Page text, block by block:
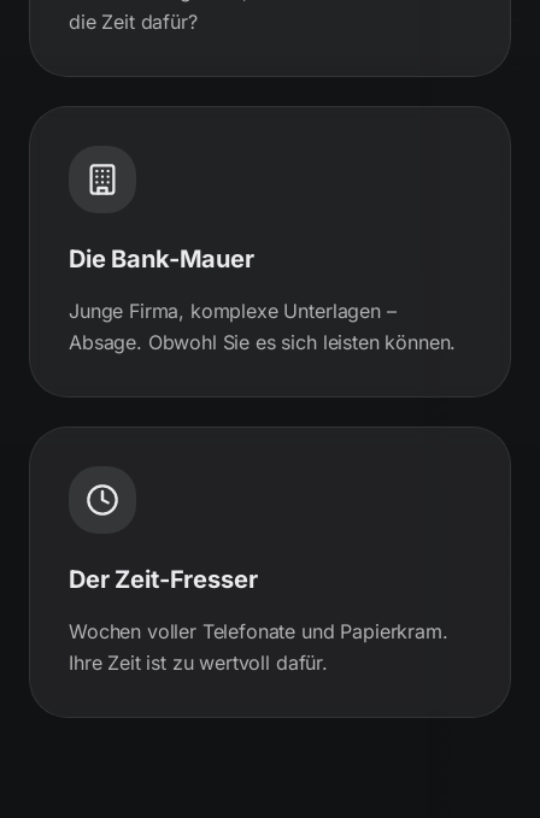
die Zeit dafür?
Die Bank-Mauer
Junge Firma, komplexe Unterlagen –
Absage. Obwohl Sie es sich leisten können.
Der Zeit-Fresser
Wochen voller Telefonate und Papierkram.
Ihre Zeit ist zu wertvoll dafür.